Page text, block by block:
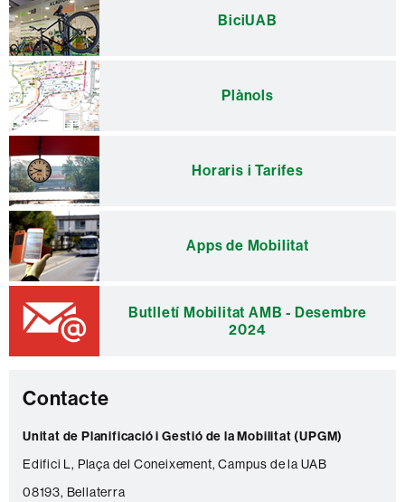
BiciUAB
Plànols
Horaris i Tarifes
Apps de Mobilitat
Butlletí Mobilitat AMB - Desembre
2024
Contacte
Unitat de Planificació i Gestió de la Mobilitat (UPGM)
Edifici L, Plaça del Coneixement, Campus de la UAB
08193, Bellaterra